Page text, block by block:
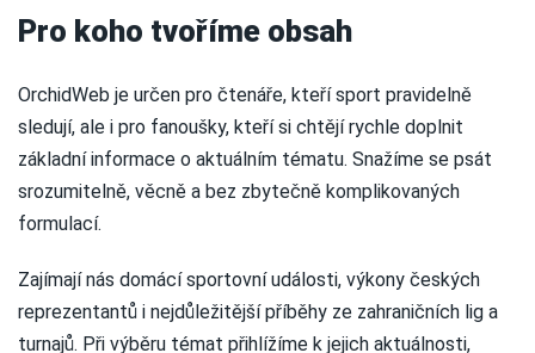
Pro koho tvoříme obsah
OrchidWeb je určen pro čtenáře, kteří sport pravidelně
sledují, ale i pro fanoušky, kteří si chtějí rychle doplnit
základní informace o aktuálním tématu. Snažíme se psát
srozumitelně, věcně a bez zbytečně komplikovaných
formulací.
Zajímají nás domácí sportovní události, výkony českých
reprezentantů i nejdůležitější příběhy ze zahraničních lig a
turnajů. Při výběru témat přihlížíme k jejich aktuálnosti,